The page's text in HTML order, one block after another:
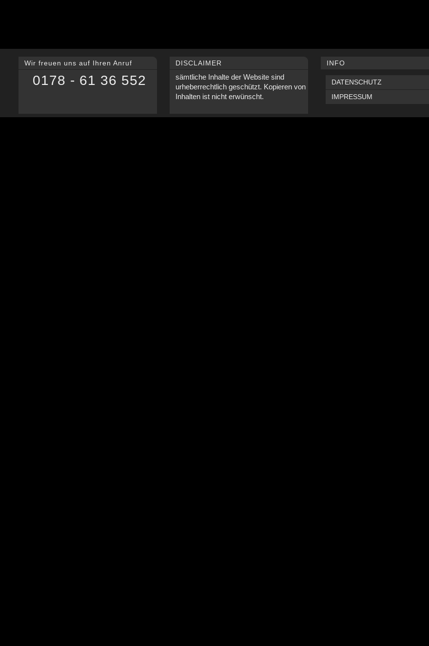
Wir freuen uns auf Ihren Anruf
0178 - 61 36 552
DISCLAIMER
sämtliche Inhalte der Website sind
urheberrechtlich geschützt. Kopieren von
Inhalten ist nicht erwünscht.
INFO
DATENSCHUTZ
IMPRESSUM